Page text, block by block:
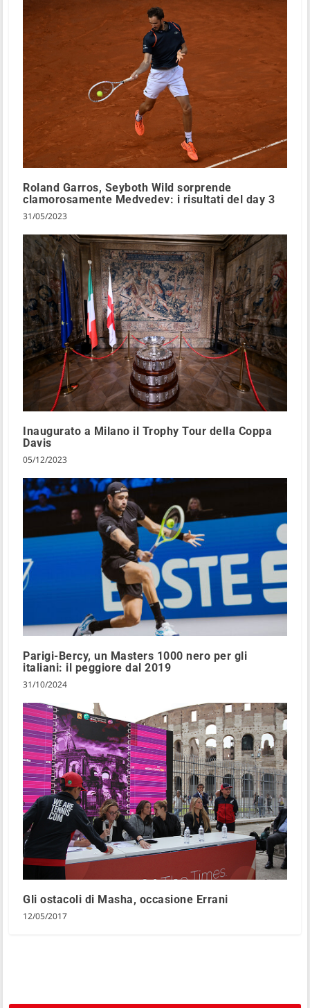
Roland Garros, Seyboth Wild sorprende
clamorosamente Medvedev: i risultati del day 3
31/05/2023
Inaugurato a Milano il Trophy Tour della Coppa
Davis
05/12/2023
Parigi-Bercy, un Masters 1000 nero per gli
italiani: il peggiore dal 2019
31/10/2024
Gli ostacoli di Masha, occasione Errani
12/05/2017